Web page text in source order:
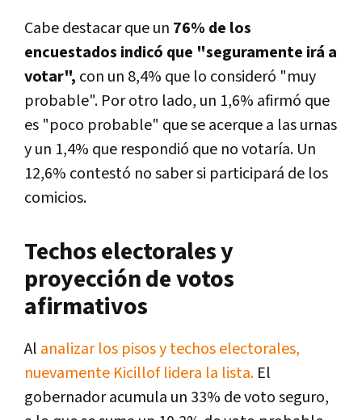
Cabe destacar que un 76% de los
encuestados indicó que "seguramente irá a
votar", con un 8,4% que lo consideró "muy
probable". Por otro lado, un 1,6% afirmó que
es "poco probable" que se acerque a las urnas
y un 1,4% que respondió que no votaría. Un
12,6% contestó no saber si participará de los
comicios.
Techos electorales y
proyección de votos
afirmativos
Al analizar los pisos y techos electorales,
nuevamente Kicillof lidera la lista. El
gobernador acumula un 33% de voto seguro,